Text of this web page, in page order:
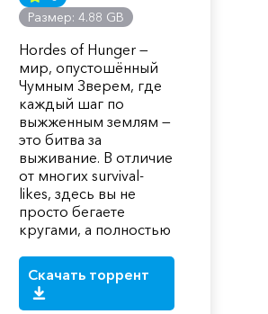
Размер: 4.88 GB
Hordes of Hunger —
мир, опустошённый
Чумным Зверем, где
каждый шаг по
выжженным землям —
это битва за
выживание. В отличие
от многих survival-
likes, здесь вы не
просто бегаете
кругами, а полностью
Скачать торрент